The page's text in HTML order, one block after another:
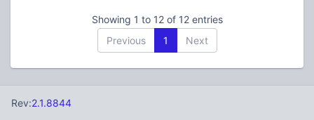
Showing 1 to 12 of 12 entries
Previous
1 Next
Rev:2.1.8844